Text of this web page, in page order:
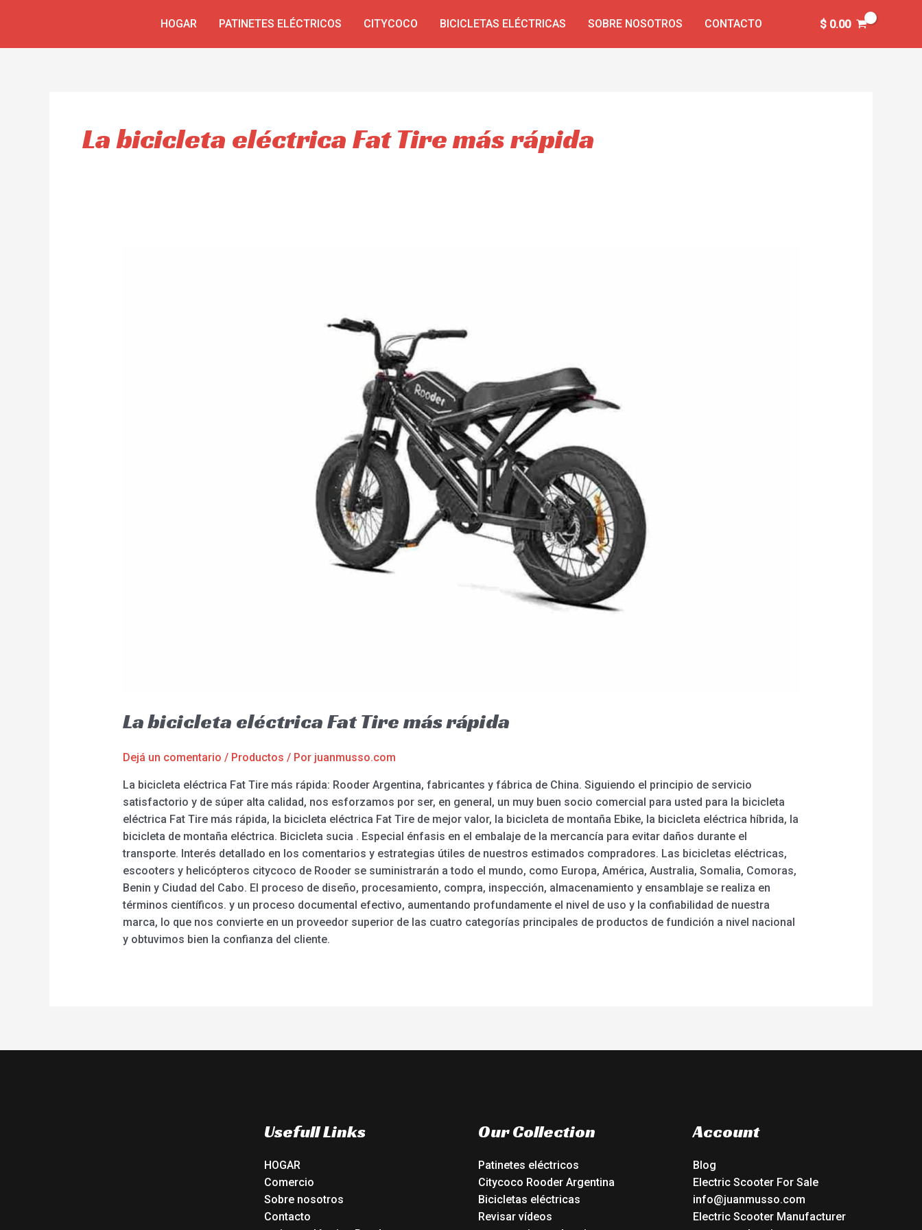
HOGAR PATINETES ELÉCTRICOS CITYCOCO BICICLETAS ELÉCTRICAS SOBRE NOSOTROS CONTACTO $0.00
La bicicleta eléctrica Fat Tire más rápida
La bicicleta eléctrica Fat Tire más rápida
Dejá un comentario / Productos / Por juanmusso.com
La bicicleta eléctrica Fat Tire más rápida: Rooder Argentina, fabricantes y fábrica de China. Siguiendo el principio de servicio
satisfactorio y de súper alta calidad, nos esforzamos por ser, en general, un muy buen socio comercial para usted para la bicicleta
eléctrica Fat Tire más rápida, la bicicleta eléctrica Fat Tire de mejor valor, la bicicleta de montaña Ebike, la bicicleta eléctrica híbrida, la
bicicleta de montaña eléctrica. Bicicleta sucia . Especial énfasis en el embalaje de la mercancía para evitar daños durante el
transporte. Interés detallado en los comentarios y estrategias útiles de nuestros estimados compradores. Las bicicletas eléctricas,
escooters y helicópteros citycoco de Rooder se suministrarán a todo el mundo, como Europa, América, Australia, Somalia, Comoras,
Benin y Ciudad del Cabo. El proceso de diseño, procesamiento, compra, inspección, almacenamiento y ensamblaje se realiza en
términos científicos. y un proceso documental efectivo, aumentando profundamente el nivel de uso y la confiabilidad de nuestra
marca, lo que nos convierte en un proveedor superior de las cuatro categorías principales de productos de fundición a nivel nacional
y obtuvimos bien la confianza del cliente.
Usefull Links
HOGAR
Comercio
Sobre nosotros
Contacto
Our Collection
Patinetes eléctricos
Citycoco Rooder Argentina
Bicicletas eléctricas
Revisar vídeos
Account
Blog
Electric Scooter For Sale
info@juanmusso.com
Electric Scooter Manufacturer